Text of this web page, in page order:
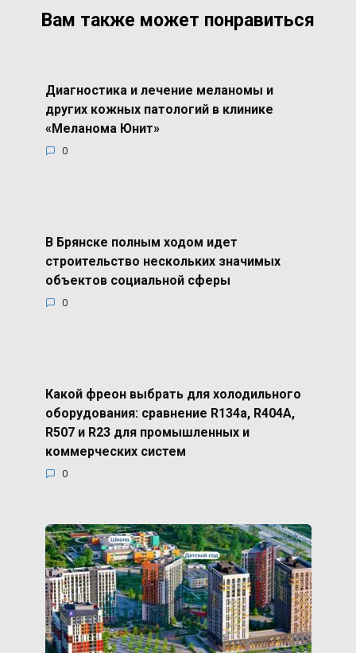
Вам также может понравиться
Диагностика и лечение меланомы и
других кожных патологий в клинике
«Меланома Юнит»
0
В Брянске полным ходом идет
строительство нескольких значимых
объектов социальной сферы
0
Какой фреон выбрать для холодильного
оборудования: сравнение R134a, R404A,
R507 и R23 для промышленных и
коммерческих систем
0